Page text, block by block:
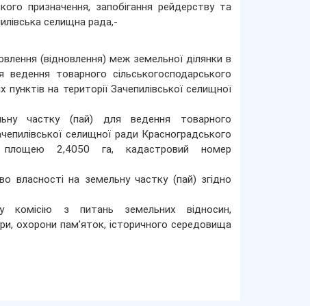
призначення, запобігання рейдерству та
селищна рада,-
(відновлення) меж земельної ділянки в
товарного сільськогосподарського
на території Зачепилівської селищної
частку (пай) для ведення товарного
селищної ради Красноградського
площею 2,4050 га, кадастровий номер
власності на земельну частку (пай) згідно
з питань земельних відносин,
охорони пам’яток, історичного середовища